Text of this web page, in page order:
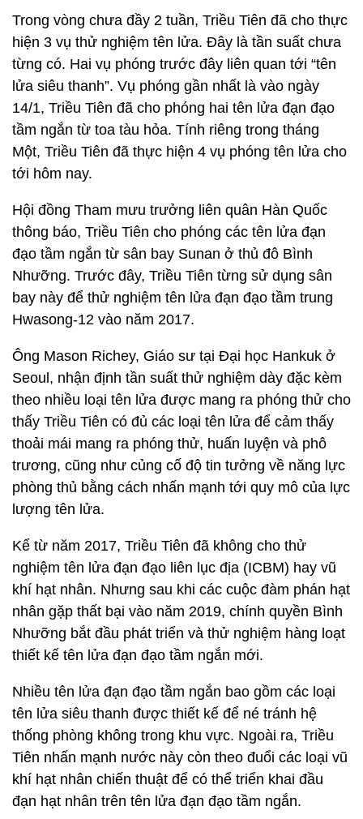
Trong vòng chưa đầy 2 tuần, Triều Tiên đã cho thực
hiện 3 vụ thử nghiệm tên lửa. Đây là tần suất chưa
từng có. Hai vụ phóng trước đây liên quan tới “tên
lửa siêu thanh”. Vụ phóng gần nhất là vào ngày
14/1, Triều Tiên đã cho phóng hai tên lửa đạn đạo
tầm ngắn từ toa tàu hỏa. Tính riêng trong tháng
Một, Triều Tiên đã thực hiện 4 vụ phóng tên lửa cho
tới hôm nay.
Hội đồng Tham mưu trưởng liên quân Hàn Quốc
thông báo, Triều Tiên cho phóng các tên lửa đạn
đạo tầm ngắn từ sân bay Sunan ở thủ đô Bình
Nhưỡng. Trước đây, Triều Tiên từng sử dụng sân
bay này để thử nghiệm tên lửa đạn đạo tầm trung
Hwasong-12 vào năm 2017.
Ông Mason Richey, Giáo sư tại Đại học Hankuk ở
Seoul, nhận định tần suất thử nghiệm dày đặc kèm
theo nhiều loại tên lửa được mang ra phóng thử cho
thấy Triều Tiên có đủ các loại tên lửa để cảm thấy
thoải mái mang ra phóng thử, huấn luyện và phô
trương, cũng như củng cố độ tin tưởng về năng lực
phòng thủ bằng cách nhấn mạnh tới quy mô của lực
lượng tên lửa.
Kể từ năm 2017, Triều Tiên đã không cho thử
nghiệm tên lửa đạn đạo liên lục địa (ICBM) hay vũ
khí hạt nhân. Nhưng sau khi các cuộc đàm phán hạt
nhân gặp thất bại vào năm 2019, chính quyền Bình
Nhưỡng bắt đầu phát triển và thử nghiệm hàng loạt
thiết kế tên lửa đạn đạo tầm ngắn mới.
Nhiều tên lửa đạn đạo tầm ngắn bao gồm các loại
tên lửa siêu thanh được thiết kế để né tránh hệ
thống phòng không trong khu vực. Ngoài ra, Triều
Tiên nhấn mạnh nước này còn theo đuổi các loại vũ
khí hạt nhân chiến thuật để có thể triển khai đầu
đạn hạt nhân trên tên lửa đạn đạo tầm ngắn.